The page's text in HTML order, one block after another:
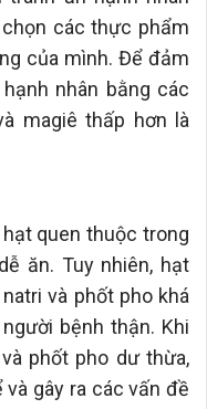
các thực phẩm
của mình. Để đảm
nhân bằng các
magiê thấp hơn là
quen thuộc trong
ăn. Tuy nhiên, hạt
và phốt pho khá
bệnh thận. Khi
phốt pho dư thừa,
gây ra các vấn đề